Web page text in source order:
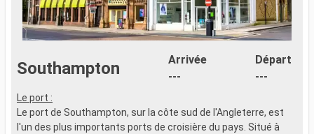
Southampton
Arrivée
---
Départ
---
Le port :
Le port de Southampton, sur la côte sud de l'Angleterre, est
l'un des plus importants ports de croisière du pays. Situé à